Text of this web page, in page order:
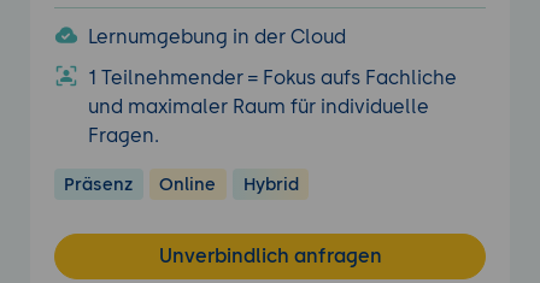
Lernumgebung in der Cloud
1 Teilnehmender = Fokus aufs Fachliche
und maximaler Raum für individuelle
Fragen.
Präsenz Online Hybrid
Unverbindlich anfragen